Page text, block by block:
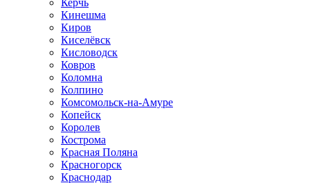
Керчь
Кинешма
Киров
Киселёвск
Кисловодск
Ковров
Коломна
Колпино
Комсомольск-на-Амуре
Копейск
Королев
Кострома
Красная Поляна
Красногорск
Краснодар